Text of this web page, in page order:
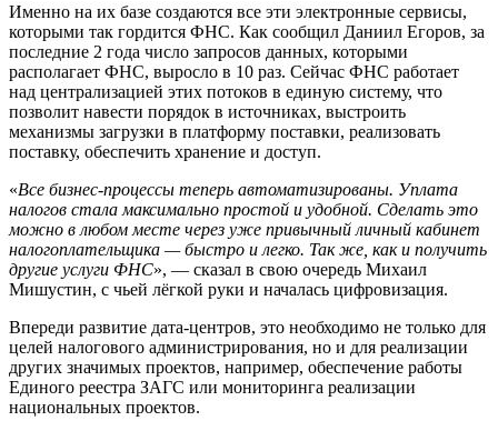
Именно на их базе создаются все эти электронные сервисы,
которыми так гордится ФНС. Как сообщил Даниил Егоров, за
последние 2 года число запросов данных, которыми
располагает ФНС, выросло в 10 раз. Сейчас ФНС работает
над централизацией этих потоков в единую систему, что
позволит навести порядок в источниках, выстроить
механизмы загрузки в платформу поставки, реализовать
поставку, обеспечить хранение и доступ.
«Все бизнес-процессы теперь автоматизированы. Уплата
налогов стала максимально простой и удобной. Сделать это
можно в любом месте через уже привычный личный кабинет
налогоплательщика — быстро и легко. Так же, как и получить
другие услуги ФНС», — сказал в свою очередь Михаил
Мишустин, с чьей лёгкой руки и началась цифровизация.
Впереди развитие дата-центров, это необходимо не только для
целей налогового администрирования, но и для реализации
других значимых проектов, например, обеспечение работы
Единого реестра ЗАГС или мониторинга реализации
национальных проектов.